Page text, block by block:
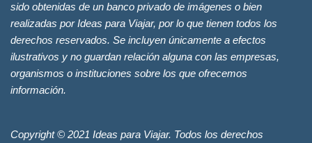
sido obtenidas de un banco privado de imágenes o bien
realizadas por Ideas para Viajar, por lo que tienen todos los
derechos reservados. Se incluyen únicamente a efectos
ilustrativos y no guardan relación alguna con las empresas,
organismos o instituciones sobre los que ofrecemos
información.
Copyright © 2021 Ideas para Viajar. Todos los derechos